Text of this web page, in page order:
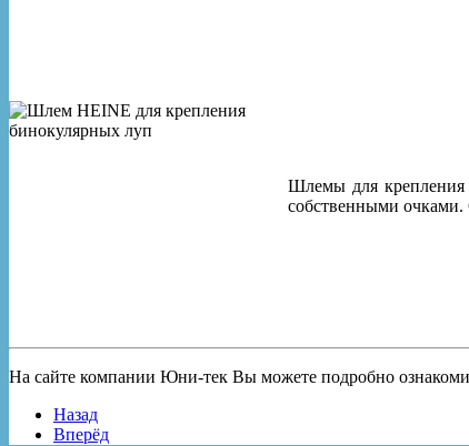
Шлемы для крепления
собственными
На сайте компании Юни-тек Вы можете подробно
Назад
Вперёд